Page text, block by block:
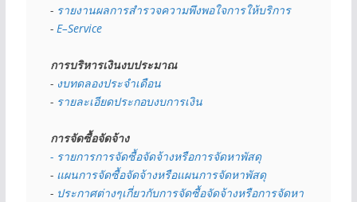
- รายงานผลการสำรวจความพึงพอใจการให้บริการ
- E–Service
การบริหารเงินงบประมาณ
- งบทดลองประจำเดือน
- รายละเอียดประกอบงบการเงิน
การจัดซื้อจัดจ้าง
- รายการการจัดซื้อจัดจ้างหรือการจัดหาพัสดุ
- แผนการจัดซื้อจัดจ้างหรือแผนการจัดหาพัสดุ
- ประกาศต่างๆเกี่ยวกับการจัดซื้อจัดจ้างหรือการจัดหา